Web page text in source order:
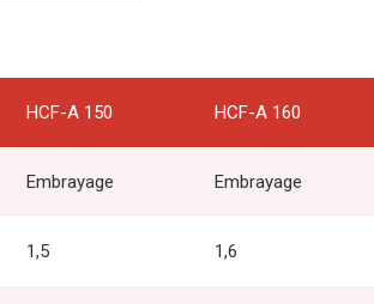
HCF-A 150 HCF-A 160
Embrayage Embrayage
1,5 1,6